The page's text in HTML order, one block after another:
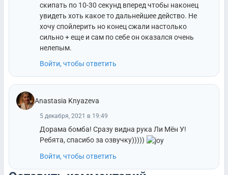
скипать по 10-30 секунд вперед чтобы наконец
увидеть хоть какое то дальнейшее действо. Не
хочу спойлерить но конец сжали настолько
сильно + еще и сам по себе он оказался очень
нелепым.
Войти, чтобы ответить
Anastasia Knyazeva
5 декабря, 2021 в 19:49
Дорама бомба! Сразу видна рука Ли Мён У!
Ребята, спасибо за озвучку)))))
Войти, чтобы ответить